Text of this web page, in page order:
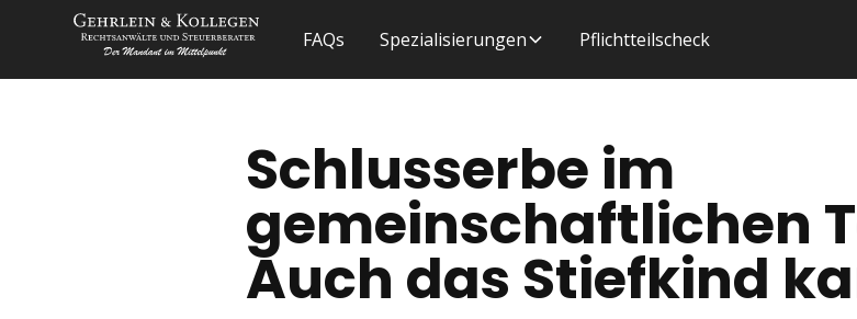
FAQs Spezialisierungen Pflichtteilscheck
Schlusserbe im
gemeinschaftlichen
Auch das Stiefkind